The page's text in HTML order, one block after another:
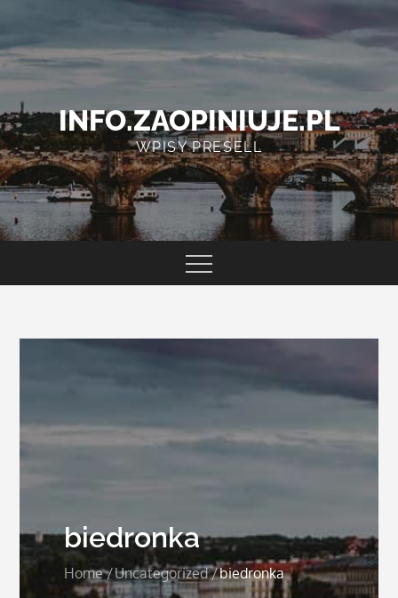
content
INFO.ZAOPINIUJE.PL
WPISY PRESELL
biedronka
Home Uncategorized biedronka